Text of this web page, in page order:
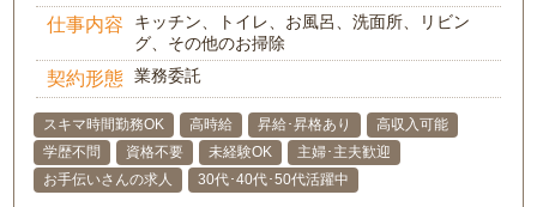
仕事内容
キッチン、トイレ、お風呂、洗面所、リビン
グ、その他のお掃除
契約形態 業務委託
スキマ時間勤務OK 高時給 昇給･昇格あり
高収入可能
学歴不問
資格不要 未経験OK
主婦･主夫歓迎
お手伝いさんの求人
30代･40代･50代活躍中